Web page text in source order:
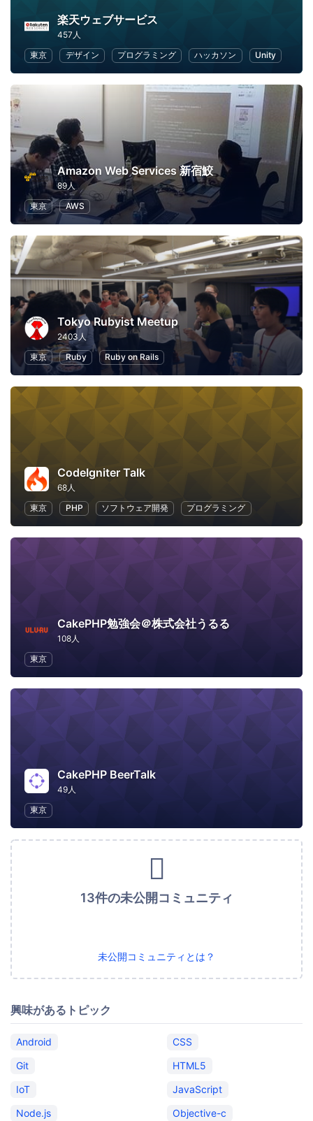
楽天ウェブサービス
457人
東京
デザイン プログラミング ハッカソン Unity
Amazon Web Services 新宿鮫
89人
東京
AWS
Tokyo Rubyist Meetup
2403人
東京
Ruby Ruby on Rails
CodeIgniter Talk
68人
東京
PHP ソフトウェア開発 プログラミング
CakePHP勉強会＠株式会社うるる
108人
東京
CakePHP BeerTalk
49人
東京
13件の未公開コミュニティ
未公開コミュニティとは？
興味があるトピック
Android
CSS
Git
HTML5
IoT
JavaScript
Node.js
Objective-c